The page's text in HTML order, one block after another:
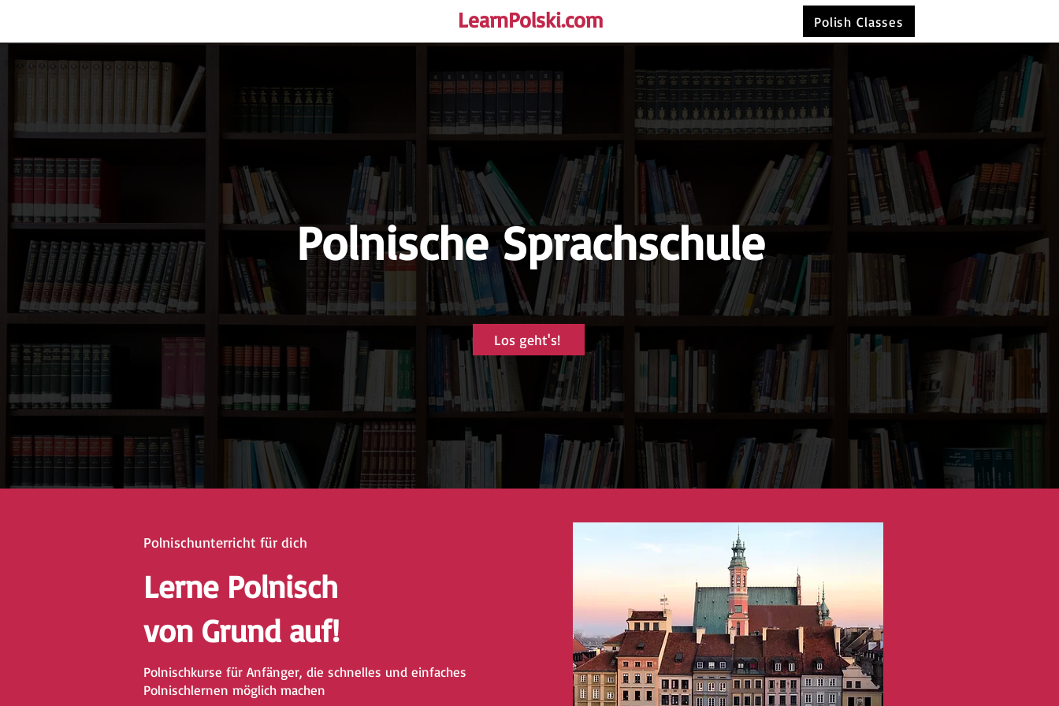
LearnPolski.com Polish Classes
Polnische Sprachschule
Los geht's!
Polnischunterricht für dich
Lerne Polnisch
von Grund auf!
Polnischkurse für Anfänger, die schnelles und einfaches
Polnischlernen möglich machen